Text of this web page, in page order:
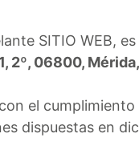
SITIO WEB,
2º, 06800,
el
dispuestas en